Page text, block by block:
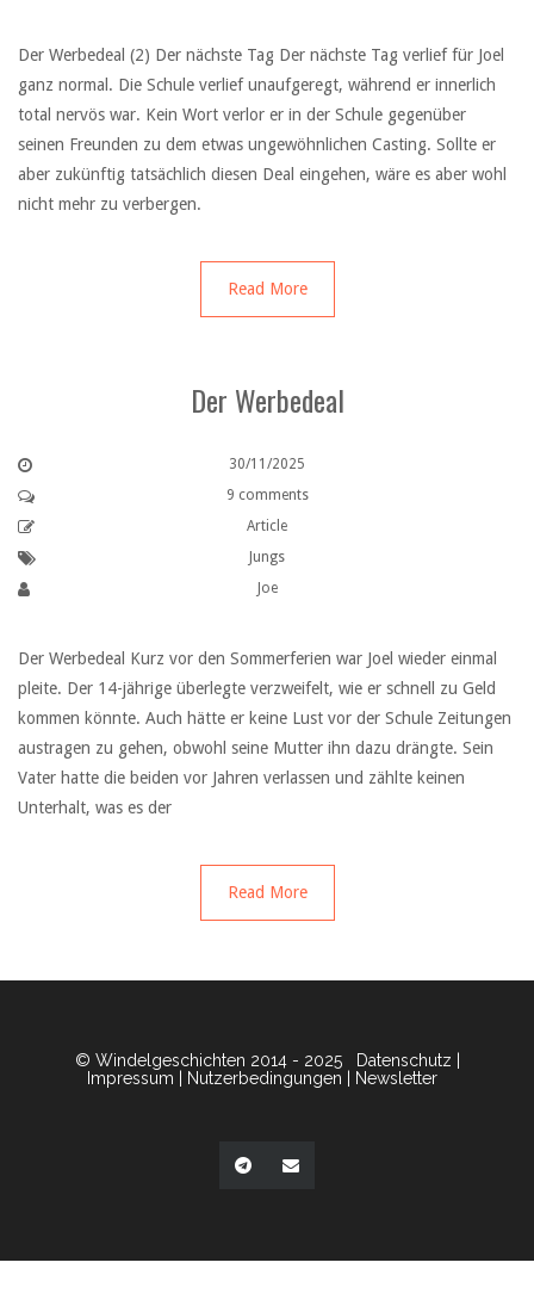
Der Werbedeal (2) Der nächste Tag Der nächste Tag verlief für Joel
ganz normal. Die Schule verlief unaufgeregt, während er innerlich
total nervös war. Kein Wort verlor er in der Schule gegenüber
seinen Freunden zu dem etwas ungewöhnlichen Casting. Sollte er
aber zukünftig tatsächlich diesen Deal eingehen, wäre es aber wohl
nicht mehr zu verbergen.
Read More
Der Werbedeal
30/11/2025
9 comments
Article
Jungs
Joe
Der Werbedeal Kurz vor den Sommerferien war Joel wieder einmal
pleite. Der 14-jährige überlegte verzweifelt, wie er schnell zu Geld
kommen könnte. Auch hätte er keine Lust vor der Schule Zeitungen
austragen zu gehen, obwohl seine Mutter ihn dazu drängte. Sein
Vater hatte die beiden vor Jahren verlassen und zählte keinen
Unterhalt, was es der
Read More
© Windelgeschichten 2014 - 2025 Datenschutz
Impressum
Nutzerbedingungen Newsletter